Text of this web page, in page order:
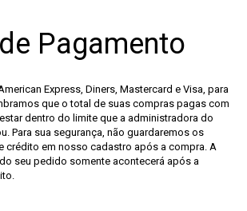
Pagamento
Express, Diners, Mastercard e Visa, para
que o total de suas compras pagas com
dentro do limite que a administradora do
Para sua segurança, não guardaremos os
crédito em nosso cadastro após a compra. A
seu pedido somente acontecerá após a